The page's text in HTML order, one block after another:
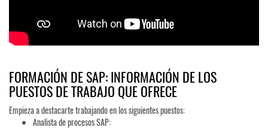
FORMACIÓN DE SAP: INFORMACIÓN DE LOS
PUESTOS DE TRABAJO QUE OFRECE
Empieza a destacarte trabajando en los siguientes puestos:
Analista de procesos SAP: